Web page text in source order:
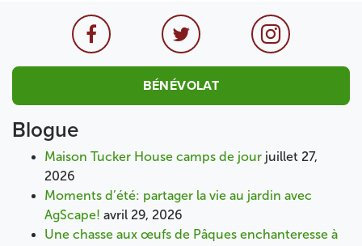
BÉNÉVOLAT
Blogue
Maison Tucker House camps de jour juillet 27,
2026
Moments d’été: partager la vie au jardin avec
AgScape! avril 29, 2026
Une chasse aux œufs de Pâques enchanteresse à